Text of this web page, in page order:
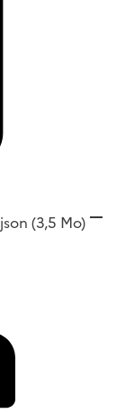
json (3,5 Mo)